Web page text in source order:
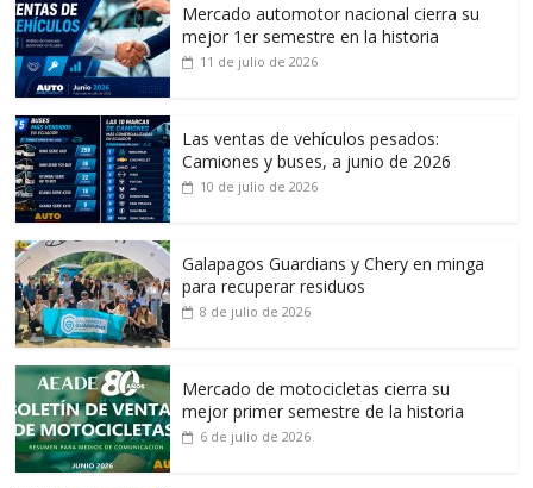
Mercado automotor nacional cierra su
mejor 1er semestre en la historia
11 de julio de 2026
Las ventas de vehículos pesados:
Camiones y buses, a junio de 2026
10 de julio de 2026
Galapagos Guardians y Chery en minga
para recuperar residuos
8 de julio de 2026
Mercado de motocicletas cierra su
mejor primer semestre de la historia
6 de julio de 2026